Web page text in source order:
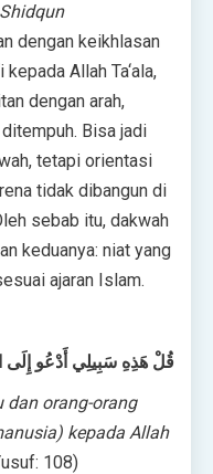
Shidqun
dengan keikhlasan
Allah Ta‘ala,
dengan arah,
Bisa jadi
tetapi orientasi
tidak dibangun di
sebab itu, dakwah
keduanya: niat yang
ajaran Islam.
قُلْ هَذِهِ سَبِيلِي أَدْعُو إِلَى
dan orang-orang
kepada Allah
108)